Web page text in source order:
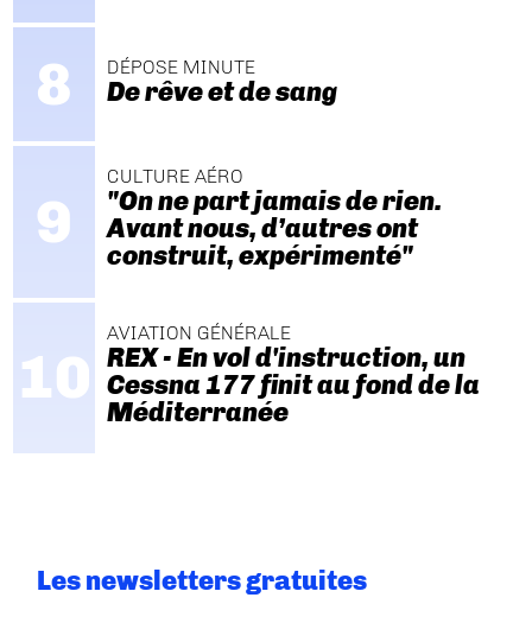
DÉPOSE MINUTE
De rêve et de sang
CULTURE AÉRO
"On ne part jamais de rien.
Avant nous, d’autres ont
construit, expérimenté"
AVIATION GÉNÉRALE
REX - En vol d'instruction, un
Cessna 177 finit au fond de la
Méditerranée
Les newsletters gratuites